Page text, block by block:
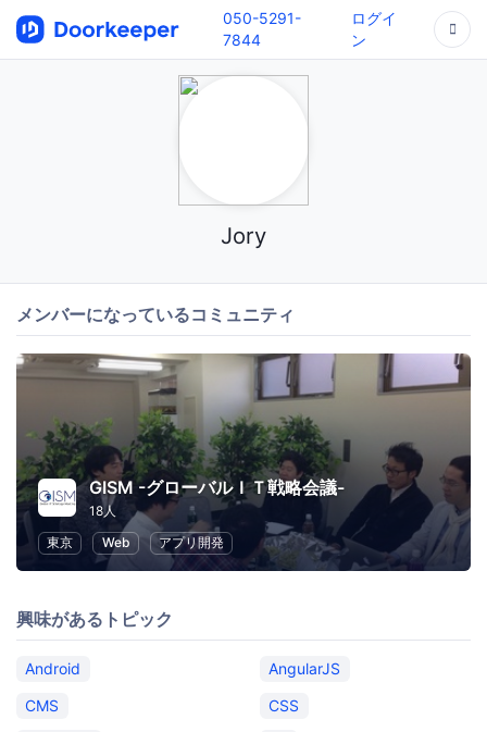
050-5291-
7844
ログイ
ン
Jory
メンバーになっているコミュニティ
GISM -グローバルＩＴ戦略会議-
18人
東京
Web アプリ開発
興味があるトピック
Android
AngularJS
CMS
CSS